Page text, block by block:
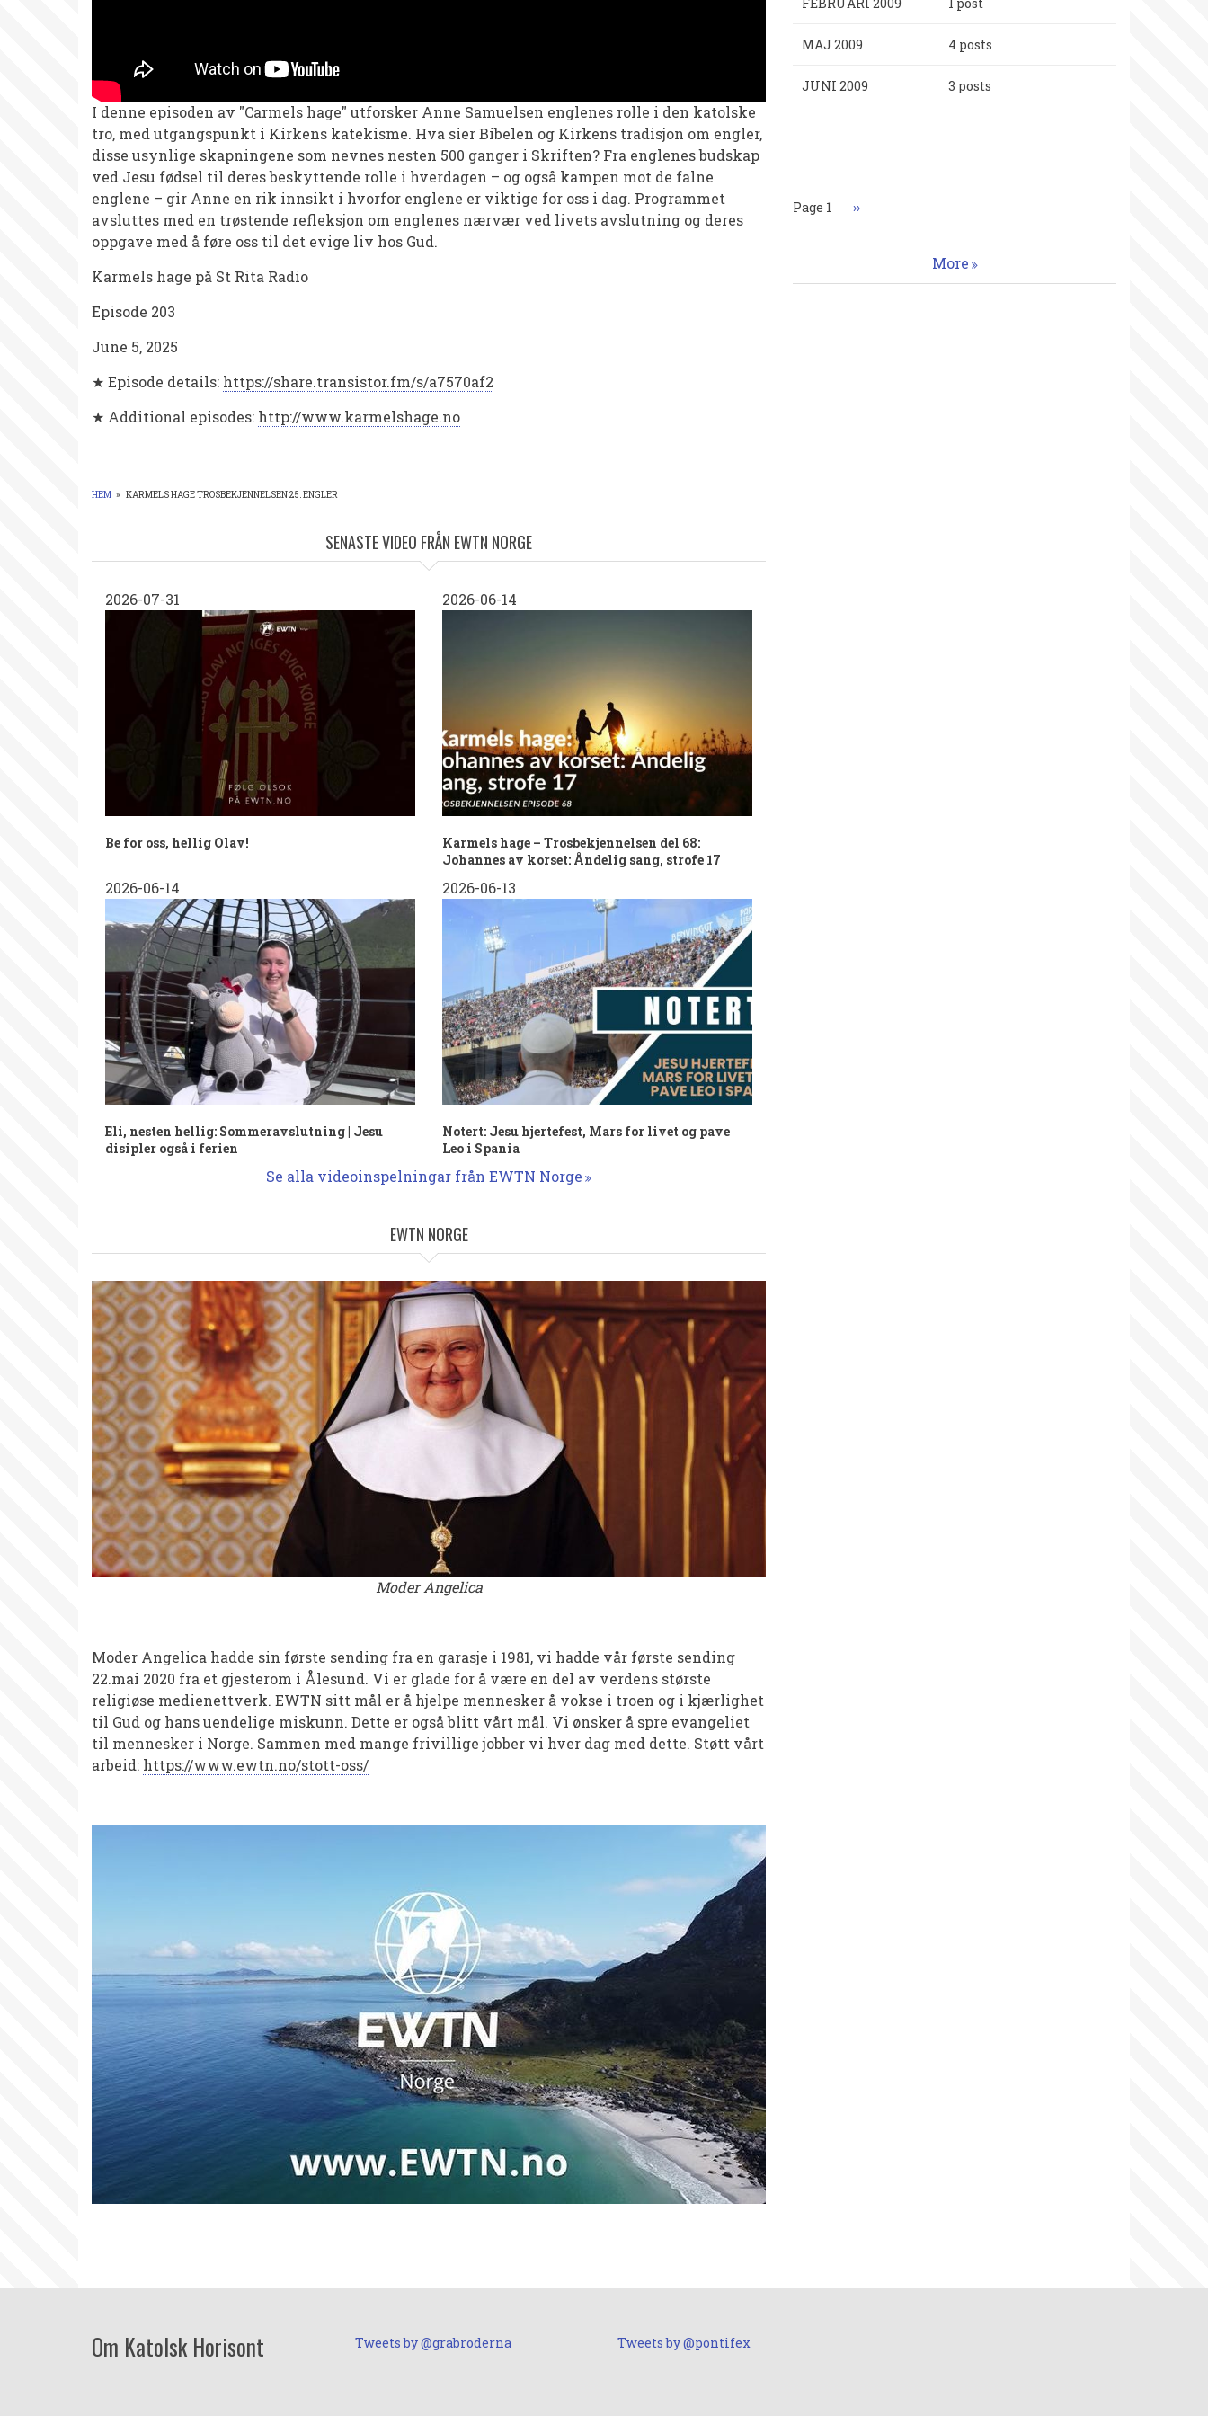
I denne episoden av "Carmels hage" utforsker Anne Samuelsen englenes rolle i den katolske
tro, med utgangspunkt i Kirkens katekisme. Hva sier Bibelen og Kirkens tradisjon om engler,
disse usynlige skapningene som nevnes nesten 500 ganger i Skriften? Fra englenes budskap
ved Jesu fødsel til deres beskyttende rolle i hverdagen – og også kampen mot de falne
englene – gir Anne en rik innsikt i hvorfor englene er viktige for oss i dag. Programmet
avsluttes med en trøstende refleksjon om englenes nærvær ved livets avslutning og deres
oppgave med å føre oss til det evige liv hos Gud.
Karmels hage på St Rita Radio
Episode 203
June 5, 2025
★ Episode details: https://share.transistor.fm/s/a7570af2
★ Additional episodes: http://www.karmelshage.no
HEM » KARMELS HAGE TROSBEKJENNELSEN 25: ENGLER
SENASTE VIDEO FRÅN EWTN NORGE
2026-07-31
Be for oss, hellig Olav!
2026-06-14
Karmels hage – Trosbekjennelsen del 68:
Johannes av korset: Åndelig sang, strofe 17
2026-06-14
Eli, nesten hellig: Sommeravslutning | Jesu
disipler også i ferien
2026-06-13
Notert: Jesu hjertefest, Mars for livet og pave
Leo i Spania
Se alla videoinspelningar från EWTN Norge
EWTN NORGE
Moder Angelica
Moder Angelica hadde sin første sending fra en garasje i 1981, vi hadde vår første sending
22.mai 2020 fra et gjesterom i Ålesund. Vi er glade for å være en del av verdens største
religiøse medienettverk. EWTN sitt mål er å hjelpe mennesker å vokse i troen og i kjærlighet
til Gud og hans uendelige miskunn. Dette er også blitt vårt mål. Vi ønsker å spre evangeliet
til mennesker i Norge. Sammen med mange frivillige jobber vi hver dag med dette. Støtt vårt
arbeid: https://www.ewtn.no/stott-oss/
MAJ 2009 4 posts
JUNI 2009 3 posts
Page 1 Nästa
››
More
Om Katolsk Horisont Tweets by @grabroderna Tweets by @pontifex